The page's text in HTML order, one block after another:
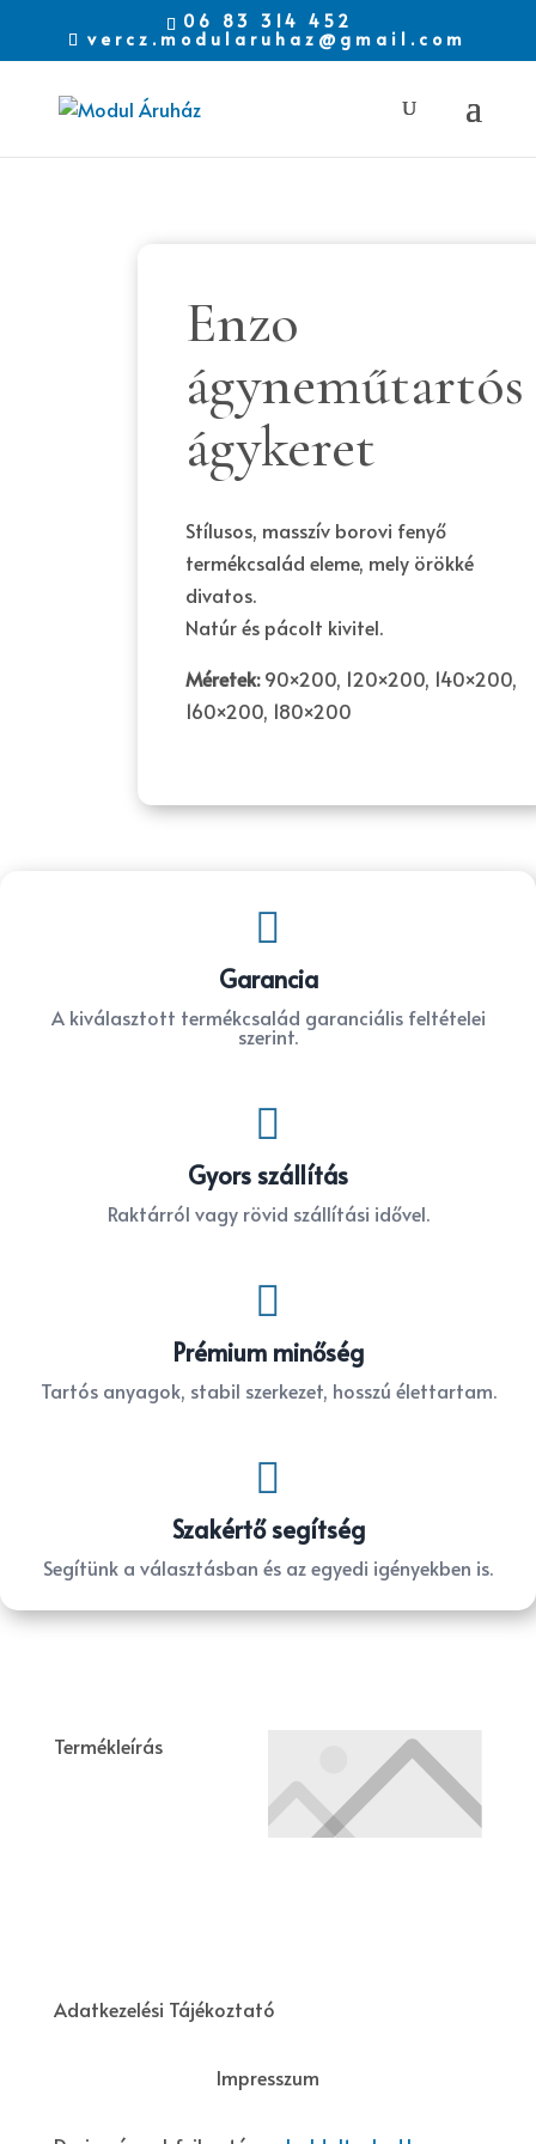
06 83 314 452
vercz.modularuhaz@gmail.com
Enzo
ágyneműtartós
ágykeret
Stílusos, masszív borovi fenyő
termékcsalád eleme, mely örökké
divatos.
Natúr és pácolt kivitel.
Méretek:90×200, 120×200, 140×200,
160×200, 180×200

Garancia
A kiválasztott termékcsalád garanciális feltételei
szerint.

Gyors szállítás
Raktárról vagy rövid szállítási idővel.

Prémium minőség
Tartós anyagok, stabil szerkezet, hosszú élettartam.

Szakértő segítség
Segítünk a választásban és az egyedi igényekben is.
Termékleírás
Adatkezelési Tájékoztató
Impresszum